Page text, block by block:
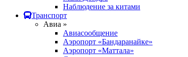
Наблюдение за китами
Транспорт
Авиа »
Авиасообщение
Аэропорт «Бандаранайке»
Аэропорт «Маттала»